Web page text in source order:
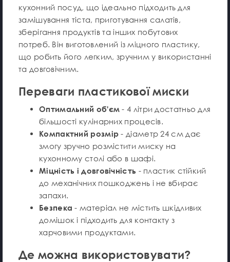
кухонний посуд, що ідеально підходить для
замішування тіста, приготування салатів,
зберігання продуктів та інших побутових
потреб. Він виготовлений із міцного пластику,
що робить його легким, зручним у використанні
та довговічним.
Переваги пластикової миски
Оптимальний об'єм - 4 літри достатньо для
більшості кулінарних процесів.
Компактний розмір - діаметр 24 см дає
змогу зручно розмістити миску на
кухонному столі або в шафі.
Міцність і довговічність - пластик стійкий
до механічних пошкоджень і не вбирає
запахи.
Безпека- матеріал не містить шкідливих
домішок і підходить для контакту з
харчовими продуктами.
Де можна використовувати?